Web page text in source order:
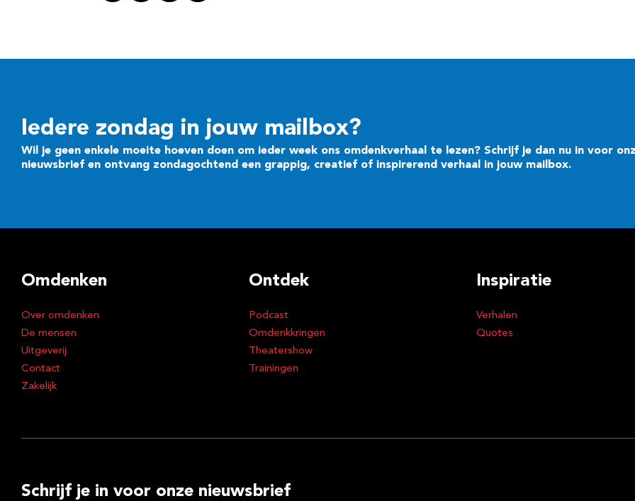
Iedere zondag in jouw mailbox?
Wil je geen enkele moeite hoeven doen om ieder week ons omdenkverhaal te lezen? Schrijf je dan nu in voor
nieuwsbrief en ontvang zondagochtend een grappig, creatief of inspirerend verhaal in jouw mailbox.
Omdenken
Over omdenken
De mensen
Uitgeverij
Contact
Zakelijk
Ontdek
Podcast
Omdenkkringen
Theatershow
Trainingen
Inspiratie
Verhalen
Quotes
Schrijf je in voor onze nieuwsbrief